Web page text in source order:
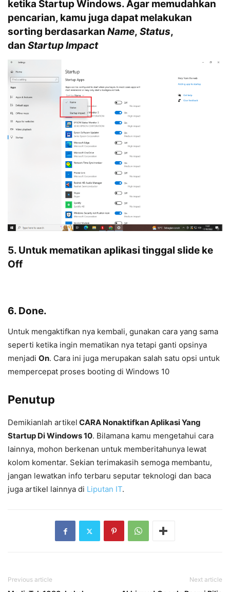
ketika Startup Windows. Agar memudahkan
pencarian, kamu juga dapat melakukan
sorting berdasarkan Name, Status,
dan Startup Impact
5. Untuk mematikan aplikasi tinggal slide ke
Off
6. Done.
Untuk mengaktifkan nya kembali, gunakan cara yang sama
seperti ketika ingin mematikan nya tetapi ganti opsinya
menjadi On. Cara ini juga merupakan salah satu opsi untuk
mempercepat proses booting di Windows 10
Penutup
Demikianlah artikel CARA Nonaktifkan Aplikasi Yang
Startup Di Windows 10. Bilamana kamu mengetahui cara
lainnya, mohon berkenan untuk memberitahunya lewat
kolom komentar. Sekian terimakasih semoga membantu,
jangan lewatkan info terbaru seputar teknologi dan baca
juga artikel lainnya di Liputan IT.
Previous article Next article